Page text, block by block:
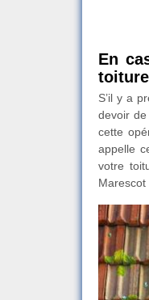
En
S’il y a
devoir
cette
appelle
votre
Marescot